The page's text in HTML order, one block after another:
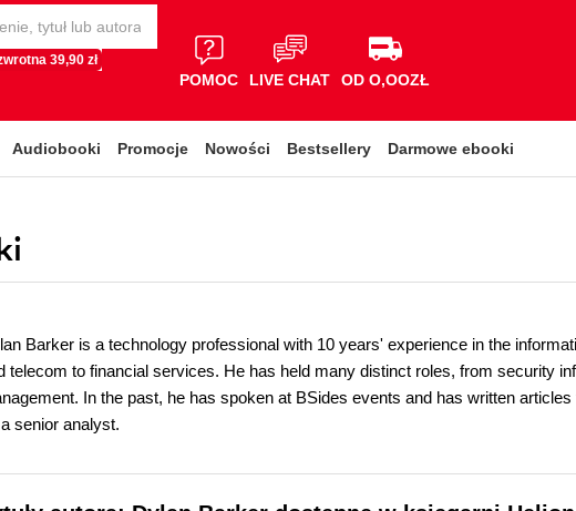
39,90 zł
POMOC LIVE CHAT OD O,OOZŁ
Audiobooki Promocje Nowości Bestsellery Darmowe ebooki
Barker is a technology professional with 10 years' experience in the
telecom to financial services. He has held many distinct roles, from security
In the past, he has spoken at BSides events and has written
senior analyst.